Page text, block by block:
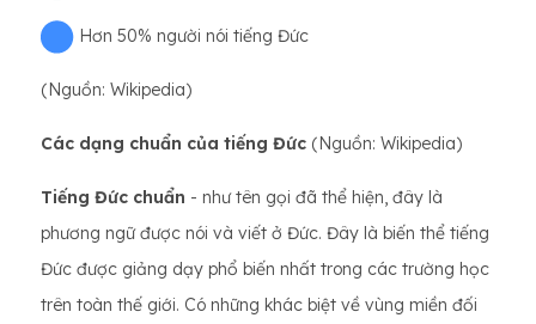
Hơn 50% người nói tiếng Đức
(Nguồn: Wikipedia)
Các dạng chuẩn của tiếng Đức (Nguồn: Wikipedia)
Tiếng Đức chuẩn - như tên gọi đã thể hiện, đây là
phương ngữ được nói và viết ở Đức. Đây là biến thể tiếng
Đức được giảng dạy phổ biến nhất trong các trường học
trên toàn thế giới. Có những khác biệt về vùng miền đối